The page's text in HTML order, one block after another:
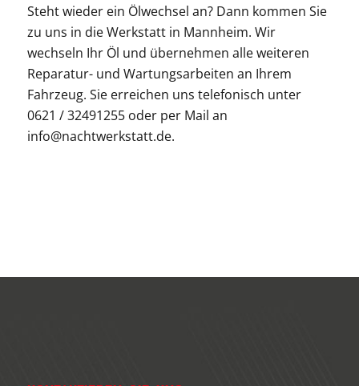
Steht wieder ein Ölwechsel an? Dann kommen Sie
zu uns in die Werkstatt in Mannheim. Wir
wechseln Ihr Öl und übernehmen alle weiteren
Reparatur- und Wartungsarbeiten an Ihrem
Fahrzeug. Sie erreichen uns telefonisch unter
0621 / 32491255 oder per Mail an
info@nachtwerkstatt.de.